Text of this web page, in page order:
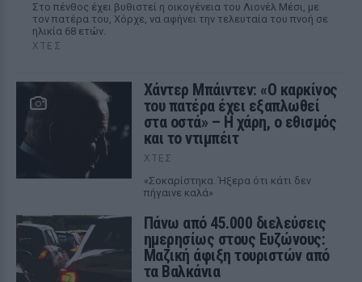
Στο πένθος έχει βυθιστεί η οικογένεια του Λιονέλ Μέσι, με
τον πατέρα του, Χόρχε, να αφήνει την τελευταία του πνοή σε
ηλικία 68 ετών.
ΧΤΕΣ
Χάντερ Μπάιντεν: «Ο καρκίνος
του πατέρα έχει εξαπλωθεί
στα οστά» – Η χάρη, ο εθισμός
και το ντιμπέιτ
ΧΤΕΣ
«Σοκαρίστηκα. Ήξερα ότι κάτι δεν
πήγαινε καλά»
Πάνω από 45.000 διελεύσεις
ημερησίως στους Ευζώνους:
Μαζική άφιξη τουριστών από
τα Βαλκάνια